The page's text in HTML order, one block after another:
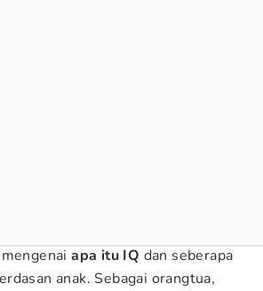
apa itu IQ dan seberapa
anak. Sebagai orangtua,